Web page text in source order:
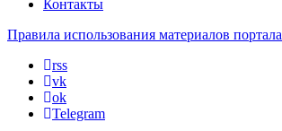
Контакты
Правила использования материалов портала
rss
vk
ok
Telegram